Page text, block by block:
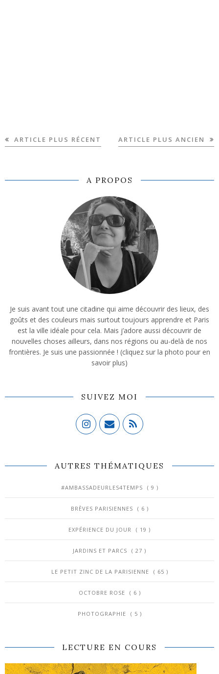
ARTICLE PLUS RÉCENT ARTICLE PLUS ANCIEN
A PROPOS
Je suis avant tout une citadine qui aime découvrir des lieux, des
goûts et des couleurs mais surtout toujours apprendre et Paris
est la ville idéale pour cela. Mais j’adore aussi découvrir de
nouvelles choses ailleurs, dans nos régions ou au-delà de nos
frontières. Je suis une passionnée ! (cliquez sur la photo pour en
savoir plus)
SUIVEZ MOI
AUTRES THÉMATIQUES
#AMBASSADEURLES4TEMPS ( 9 )
BRÈVES PARISIENNES ( 6 )
EXPÉRIENCE DU JOUR ( 19 )
JARDINS ET PARCS ( 27 )
LE PETIT ZINC DE LA PARISIENNE ( 65 )
OCTOBRE ROSE ( 6 )
PHOTOGRAPHIE ( 5 )
LECTURE EN COURS